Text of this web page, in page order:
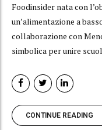
Foodinsider nata con
un’alimentazione a
collaborazione con
simbolica per unire
CONTINUE READING